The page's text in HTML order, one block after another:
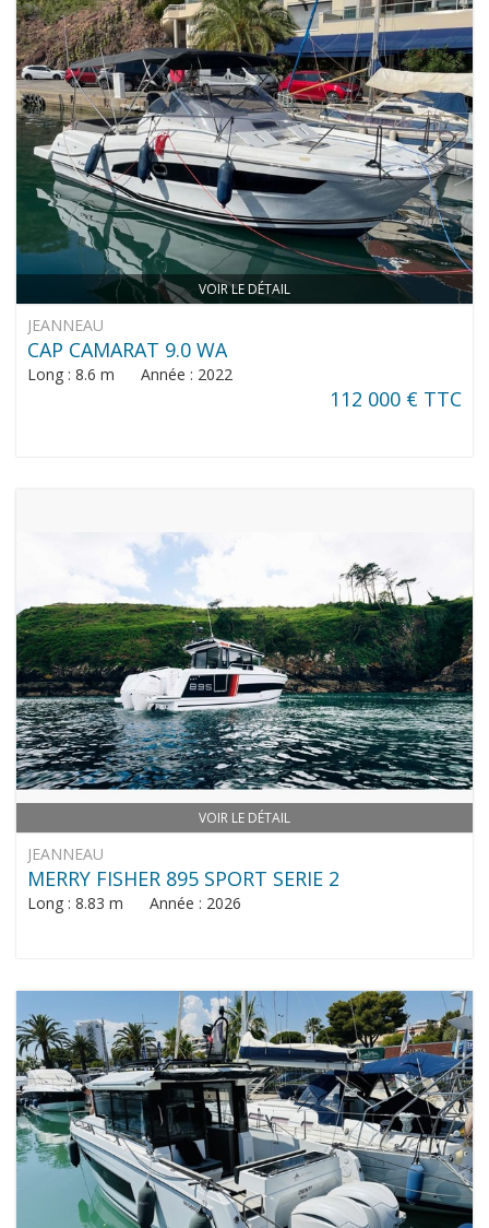
VOIR LE DÉTAIL
JEANNEAU
CAP CAMARAT 9.0 WA
Long : 8.6 m Année : 2022
112 000 € TTC
VOIR LE DÉTAIL
JEANNEAU
MERRY FISHER 895 SPORT SERIE 2
Long : 8.83 m Année : 2026